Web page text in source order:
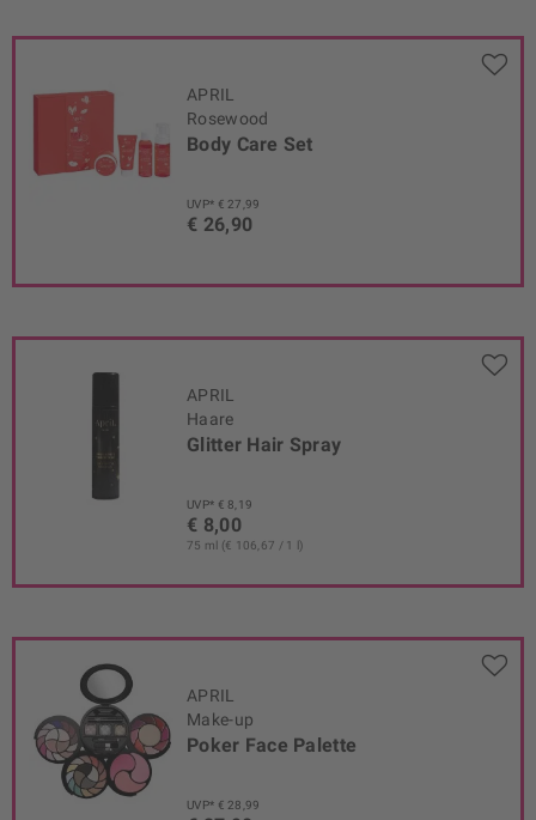
APRIL
Rosewood
Body Care Set
UVP* € 27,99
€ 26,90
APRIL
Haare
Glitter Hair Spray
UVP* € 8,19
€ 8,00
75 ml (€ 106,67 / 1 l)
APRIL
Make-up
Poker Face Palette
UVP* € 28,99